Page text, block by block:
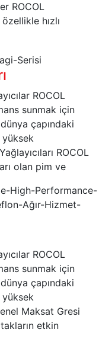
ROCOL
hızlı
ROCOL
sunmak için
çapındaki
ROCOL
olan pim ve
ROCOL
sunmak için
çapındaki
Maksat Gresi
etkin